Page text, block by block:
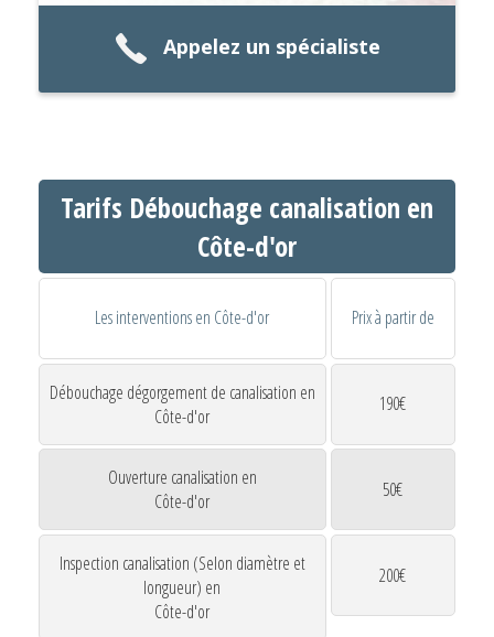
Appelez un spécialiste
Tarifs Débouchage canalisation en
Côte-d'or
Les interventions en Côte-d'or Prix à partir de
Débouchage dégorgement de canalisation en
Côte-d'or
190€
Ouverture canalisation en
Côte-d'or
50€
Inspection canalisation (Selon diamètre et
longueur) en
Côte-d'or
200€